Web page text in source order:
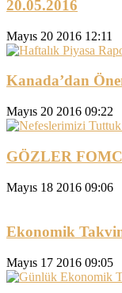
20.05.2016
Mayıs 20 2016 12:11
Kanada’dan
Mayıs 20 2016 09:22
GÖZLER
Mayıs 18 2016 09:06
Ekonomik
Mayıs 17 2016 09:05